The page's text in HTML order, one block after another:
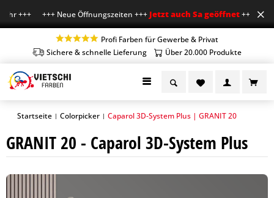
+++ +++ Neue Öffnungszeiten +++Jetzt auch Sa geöffnet+++ Mo-Fr
Profi Farben für Gewerbe & Privat
Sichere & schnelle Lieferung
Über 20.000 Produkte
Startseite | Colorpicker | Caparol 3D-System Plus | GRANIT 20
GRANIT 20 - Caparol 3D-System Plus